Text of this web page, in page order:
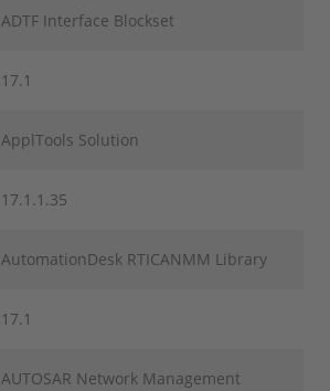
ADTF Interface Blockset
17.1
ApplTools Solution
17.1.1.35
AutomationDesk RTICANMM Library
17.1
AUTOSAR Network Management